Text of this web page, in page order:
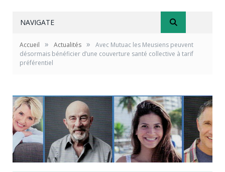
NAVIGATE
Accueil » Actualités »
Avec Mutuac les Meusiens peuvent
désormais bénéficier d’une couverture santé collective à tarif
préférentiel